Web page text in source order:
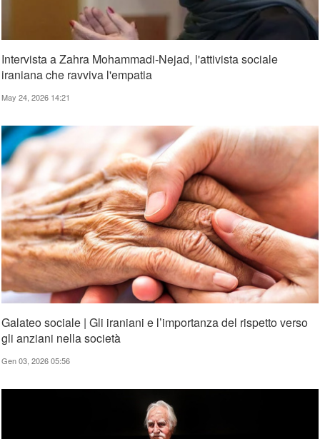
Intervista a Zahra Mohammadi-Nejad, l'attivista sociale
iraniana che ravviva l'empatia
May 24, 2026 14:21
Galateo sociale | Gli iraniani e l’importanza del rispetto verso
gli anziani nella società
Gen 03, 2026 05:56